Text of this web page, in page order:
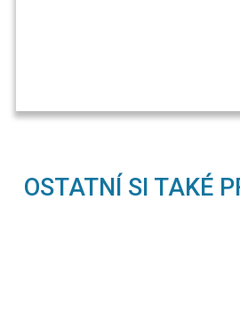
OSTATNÍ SI TAKÉ